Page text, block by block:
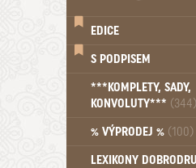
EDICE
S PODPISEM
***KOMPLETY, SADY,
KONVOLUTY*** (344)
% VÝPRODEJ % (100)
LEXIKONY